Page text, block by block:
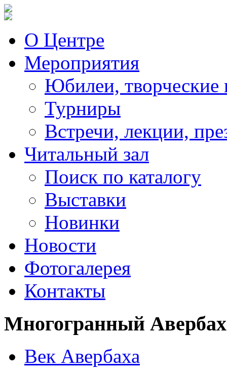
О Центре
Мероприятия
Юбилеи, творческие
Турниры
Встречи, лекции,
Читальный зал
Поиск по каталогу
Выставки
Новинки
Новости
Фотогалерея
Контакты
Многогранный Авербах
Век Авербаха